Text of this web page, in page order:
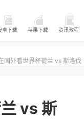
卓下载 苹果下载 资讯教程
国外看世界杯荷兰 vs 斯洛伐
vs 斯